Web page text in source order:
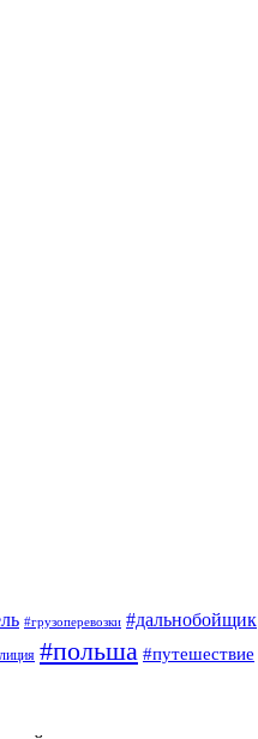
#грузоперевозки #дальнобойщик
#польша #путешествие